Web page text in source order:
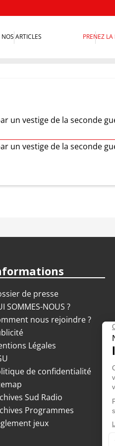
NOS ARTICLES PRENEZ LA
un vestige de la seconde
un vestige de la seconde
de presse
SOMMES-NOUS ?
nous rejoindre ?
Légales
de confidentialité
Sud Radio
Programmes
jeux